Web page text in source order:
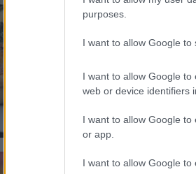
purposes.
I want to allow Google to
I want to allow Google
web or device identifiers
I want to allow Google
or app.
I want to allow Google to